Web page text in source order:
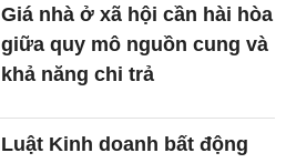
Giá nhà ở xã hội cần hài hòa
giữa quy mô nguồn cung và
khả năng chi trả
Luật Kinh doanh bất động